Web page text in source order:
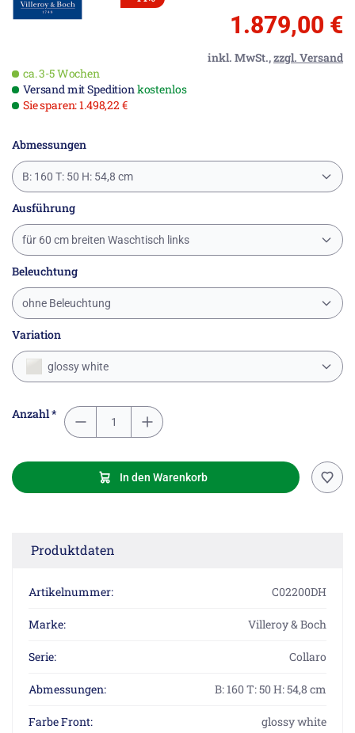
1.879,00 €
inkl. MwSt.,zzgl. Versand
ca. 3-5 Wochen
Versand mit Speditionkostenlos
Sie sparen: 1.498,22 €
Abmessungen
B: 160 T: 50 H: 54,8 cm
Ausführung
für 60 cm breiten Waschtisch links
Beleuchtung
ohne Beleuchtung
Variation
glossy white
Anzahl *
In den Warenkorb
Produktdaten
Artikelnummer: C02200DH
Marke: Villeroy & Boch
Serie: Collaro
Abmessungen: B: 160 T: 50 H: 54,8 cm
Farbe Front: glossy white